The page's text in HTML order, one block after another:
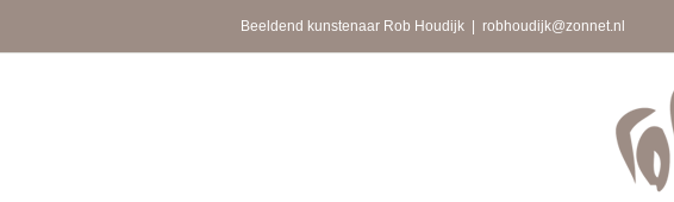
content
Beeldend kunstenaar Rob Houdijk robhoudijk@zonnet.nl